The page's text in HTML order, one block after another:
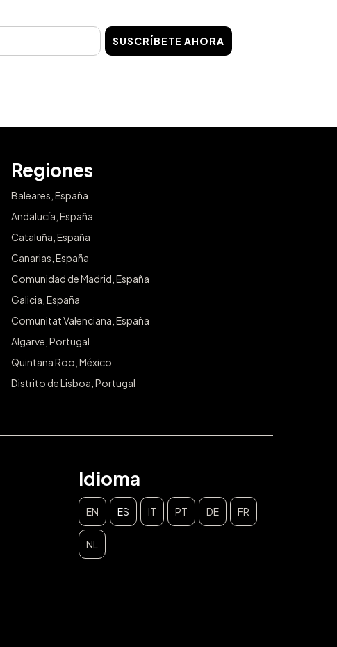
SUSCRÍBETE AHORA
Regiones
Baleares, España
Andalucía, España
Cataluña, España
Canarias, España
Comunidad de Madrid, España
Galicia, España
Comunitat Valenciana, España
Algarve, Portugal
Quintana Roo, México
Distrito de Lisboa, Portugal
Idioma
EN ES IT PT DE FR
NL